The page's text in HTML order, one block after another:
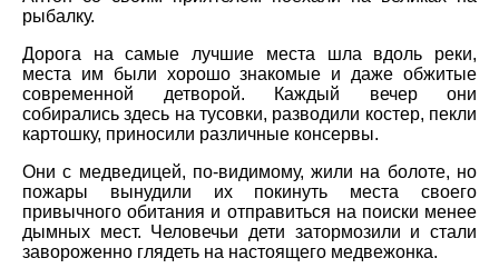
рыбалку.
Дорога на самые лучшие места шла вдоль реки,
места им были хорошо знакомые и даже обжитые
современной детворой. Каждый вечер они
собирались здесь на тусовки, разводили костер, пекли
картошку, приносили различные консервы.
Они с медведицей, по-видимому, жили на болоте, но
пожары вынудили их покинуть места своего
привычного обитания и отправиться на поиски менее
дымных мест. Человечьи дети затормозили и стали
завороженно глядеть на настоящего медвежонка.